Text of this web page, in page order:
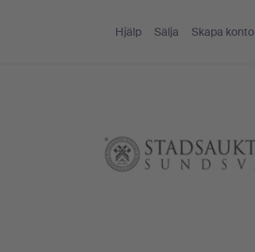
Hjälp Sälja Skapa konto